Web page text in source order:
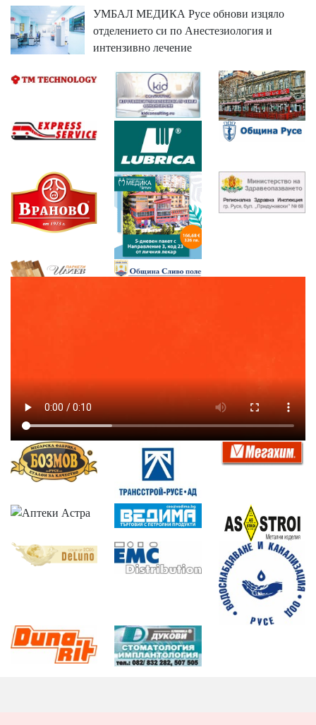
УМБАЛ МЕДИКА Русе обнови изцяло
отделението си по Анестезиология и
интензивно лечение